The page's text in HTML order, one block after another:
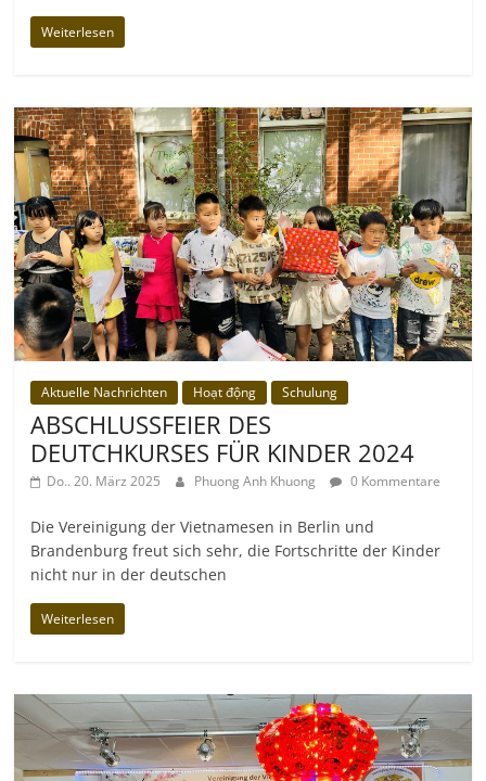
Weiterlesen
Aktuelle Nachrichten Hoạt động Schulung
ABSCHLUSSFEIER DES
DEUTCHKURSES FÜR KINDER 2024
Do.. 20. März 2025 Phuong Anh Khuong 0 Kommentare
Die Vereinigung der Vietnamesen in Berlin und
Brandenburg freut sich sehr, die Fortschritte der Kinder
nicht nur in der deutschen
Weiterlesen